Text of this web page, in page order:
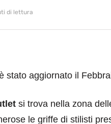
di lettura
stato aggiornato il
si trova nella zona
le griffe di stilisti